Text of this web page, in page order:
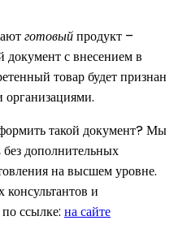
готовыйпродукт –
документ с внесением в
товар будет признан
такой документ? Мы
без дополнительных
на высшем уровне.
и
ссылке: на сайте